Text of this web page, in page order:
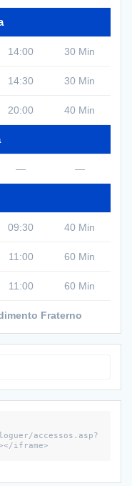
14:00 30 Min
14:30 30 Min
20:00 40 Min
— —
09:30 40 Min
11:00 60 Min
11:00 60 Min
Fraterno
accessos.asp?
iframe>